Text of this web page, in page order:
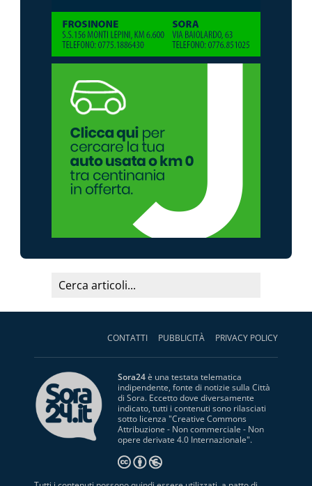
CONTATTI PUBBLICITÀ PRIVACY POLICY
Sora24è una testata telematica
indipendente, fonte di notizie sulla Città
di Sora. Eccetto dove diversamente
indicato, tutti i contenuti sono rilasciati
sotto licenza "Creative Commons
Attribuzione - Non commerciale - Non
opere derivate 4.0 Internazionale".